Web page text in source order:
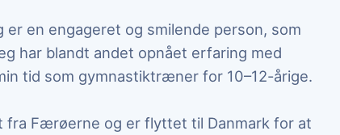
er en engageret og smilende person, som
har blandt andet opnået erfaring med
tid som gymnastiktræner for 10–12-årige.
fra Færøerne og er flyttet til Danmark for at